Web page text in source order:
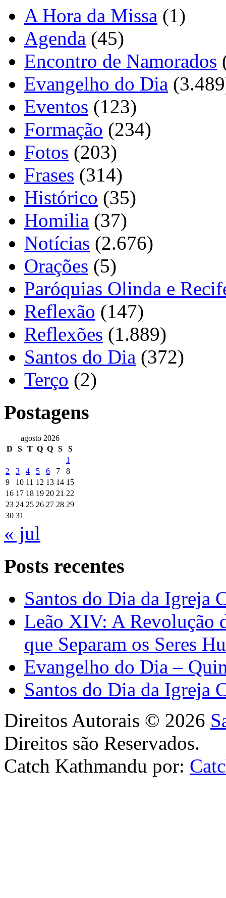
A Hora da Missa (1)
Agenda (45)
Encontro de Namorados
Evangelho do Dia
Eventos (123)
Formação (234)
Fotos (203)
Frases (314)
Histórico (35)
Homilia (37)
Notícias (2.676)
Orações (5)
Paróquias Olinda e
Reflexão (147)
Reflexões (1.889)
Santos do Dia (372)
Terço (2)
Postagens
agosto 2026
D
S T Q Q S
S
1
2
3 4 5 6 7
8
9
10 11 12 13 14 15
16 17 18 19 20 21 22
23 24 25 26 27 28 29
30 31
« jul
Posts recentes
Santos do Dia da Igreja
Leão XIV: A Revolução
que Separam os Seres
Evangelho do Dia –
Santos do Dia da Igreja
Direitos Autorais © 2026
Direitos são Reservados.
Catch Kathmandu por: